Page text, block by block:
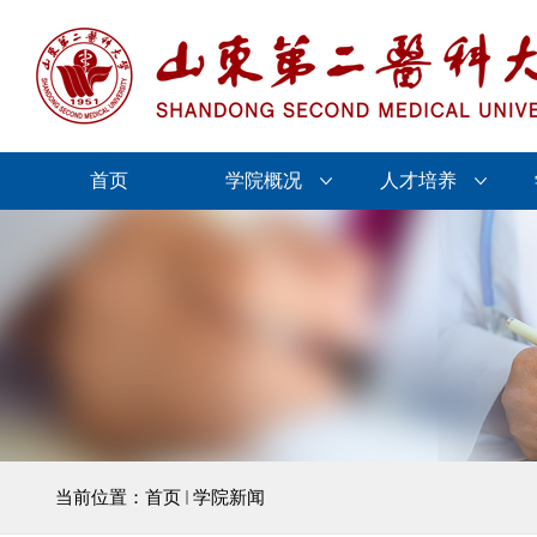
首页 学院概况 人才培养
当前位置：首页 学院新闻